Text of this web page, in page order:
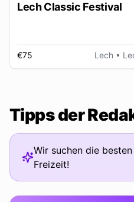
Lech Classic Festival
€75 Lech •
Tipps der
Wir suchen die
Freizeit!